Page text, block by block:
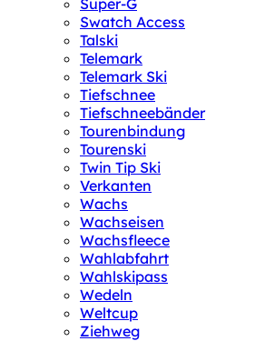
Super-G
Swatch Access
Talski
Telemark
Telemark Ski
Tiefschnee
Tiefschneebänder
Tourenbindung
Tourenski
Twin Tip Ski
Verkanten
Wachs
Wachseisen
Wachsfleece
Wahlabfahrt
Wahlskipass
Wedeln
Weltcup
Ziehweg